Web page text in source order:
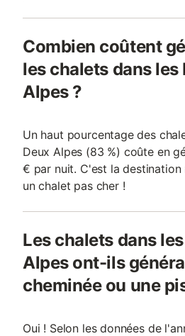
Combien coûtent
les chalets dans les
Alpes ?
Un haut pourcentage des
Deux Alpes (83 %) coûte en
€ par nuit. C'est la
un chalet pas cher !
Les chalets dans
Alpes ont-ils
cheminée ou une
Oui ! Selon les données de